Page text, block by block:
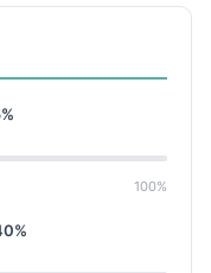
%
100%
%